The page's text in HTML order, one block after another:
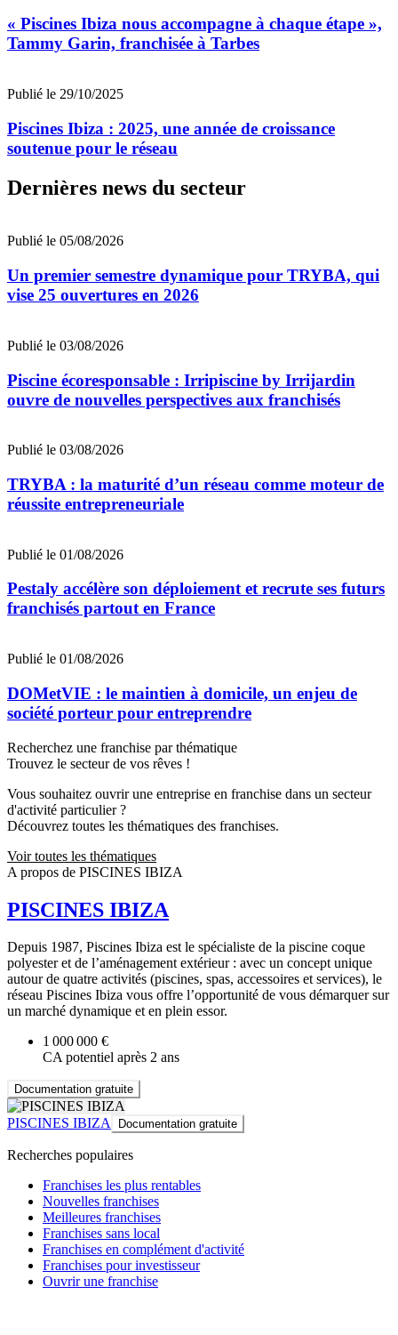
« Piscines Ibiza nous accompagne à chaque étape »,
Tammy Garin, franchisée à Tarbes
Publié le 29/10/2025
Piscines Ibiza : 2025, une année de croissance
soutenue pour le réseau
Dernières news du secteur
Publié le 05/08/2026
Un premier semestre dynamique pour TRYBA, qui
vise 25 ouvertures en 2026
Publié le 03/08/2026
Piscine écoresponsable : Irripiscine by Irrijardin
ouvre de nouvelles perspectives aux franchisés
Publié le 03/08/2026
TRYBA : la maturité d’un réseau comme moteur de
réussite entrepreneuriale
Publié le 01/08/2026
Pestaly accélère son déploiement et recrute ses futurs
franchisés partout en France
Publié le 01/08/2026
DOMetVIE : le maintien à domicile, un enjeu de
société porteur pour entreprendre
Recherchez une franchise par thématique
Trouvez le secteur de vos rêves !
Vous souhaitez ouvrir une entreprise en franchise dans un secteur
d'activité particulier ?
Découvrez toutes les thématiques des franchises.
Voir toutes les thématiques
A propos de PISCINES IBIZA
PISCINES IBIZA
Depuis 1987, Piscines Ibiza est le spécialiste de la piscine coque
polyester et de l’aménagement extérieur : avec un concept unique
autour de quatre activités (piscines, spas, accessoires et services), le
réseau Piscines Ibiza vous offre l’opportunité de vous démarquer sur
un marché dynamique et en plein essor.
1 000 000 €
CA potentiel après 2 ans
Documentation gratuite
PISCINES IBIZA Documentation gratuite
Recherches populaires
Franchises les plus rentables
Nouvelles franchises
Meilleures franchises
Franchises sans local
Franchises en complément d'activité
Franchises pour investisseur
Ouvrir une franchise